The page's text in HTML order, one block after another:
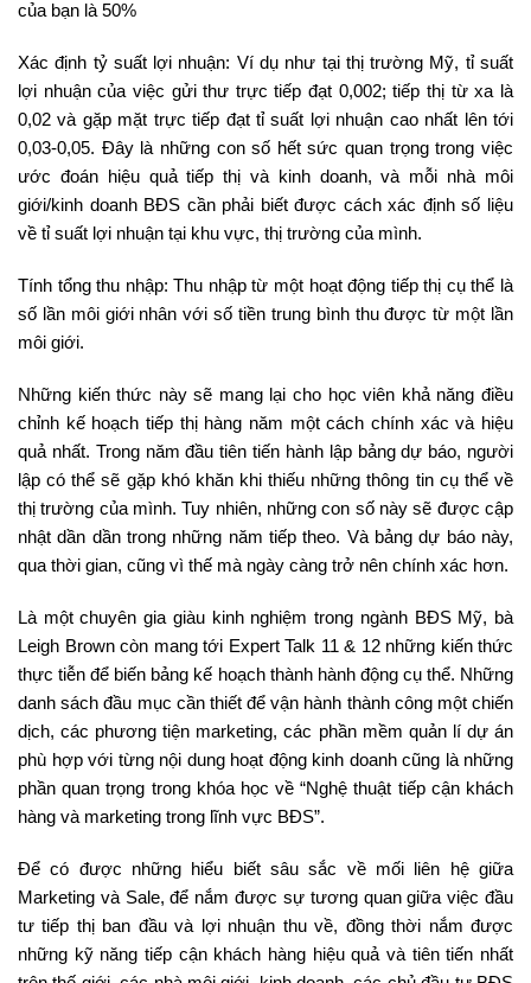
của bạn là 50%
Xác định tỷ suất lợi nhuận: Ví dụ như tại thị trường Mỹ, tỉ suất
lợi nhuận của việc gửi thư trực tiếp đạt 0,002; tiếp thị từ xa là
0,02 và gặp mặt trực tiếp đạt tỉ suất lợi nhuận cao nhất lên tới
0,03-0,05. Đây là những con số hết sức quan trọng trong việc
ước đoán hiệu quả tiếp thị và kinh doanh, và mỗi nhà môi
giới/kinh doanh BĐS cần phải biết được cách xác định số liệu
về tỉ suất lợi nhuận tại khu vực, thị trường của mình.
Tính tổng thu nhập: Thu nhập từ một hoạt động tiếp thị cụ thể là
số lần môi giới nhân với số tiền trung bình thu được từ một lần
môi giới.
Những kiến thức này sẽ mang lại cho học viên khả năng điều
chỉnh kế hoạch tiếp thị hàng năm một cách chính xác và hiệu
quả nhất. Trong năm đầu tiên tiến hành lập bảng dự báo, người
lập có thể sẽ gặp khó khăn khi thiếu những thông tin cụ thể về
thị trường của mình. Tuy nhiên, những con số này sẽ được cập
nhật dần dần trong những năm tiếp theo. Và bảng dự báo này,
qua thời gian, cũng vì thế mà ngày càng trở nên chính xác hơn.
Là một chuyên gia giàu kinh nghiệm trong ngành BĐS Mỹ, bà
Leigh Brown còn mang tới Expert Talk 11 & 12 những kiến thức
thực tiễn để biến bảng kế hoạch thành hành động cụ thể. Những
danh sách đầu mục cần thiết để vận hành thành công một chiến
dịch, các phương tiện marketing, các phần mềm quản lí dự án
phù hợp với từng nội dung hoạt động kinh doanh cũng là những
phần quan trọng trong khóa học về “Nghệ thuật tiếp cận khách
hàng và marketing trong lĩnh vực BĐS”.
Để có được những hiểu biết sâu sắc về mối liên hệ giữa
Marketing và Sale, để nắm được sự tương quan giữa việc đầu
tư tiếp thị ban đầu và lợi nhuận thu về, đồng thời nắm được
những kỹ năng tiếp cận khách hàng hiệu quả và tiên tiến nhất